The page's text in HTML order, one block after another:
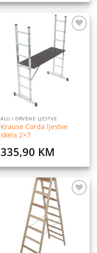
ALU I DRVENE LJESTVE
Krause Corda ljestve
skela 2×7
335,90 KM